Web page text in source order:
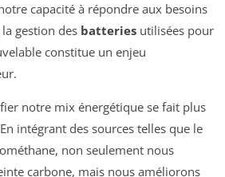
capacité à répondre aux besoins
gestion des batteries utilisées pour
constitue un enjeu
notre mix énergétique se fait plus
intégrant des sources telles que le
non seulement nous
carbone, mais nous améliorons